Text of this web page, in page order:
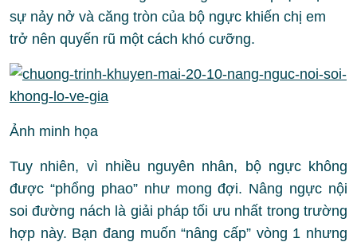
sự nảy nở và căng tròn của bộ ngực khiến chị em
trở nên quyến rũ một cách khó cưỡng.
Ảnh minh họa
Tuy nhiên, vì nhiều nguyên nhân, bộ ngực không
được “phổng phao” như mong đợi. Nâng ngực nội
soi đường nách là giải pháp tối ưu nhất trong trường
hợp này. Bạn đang muốn “nâng cấp” vòng 1 nhưng